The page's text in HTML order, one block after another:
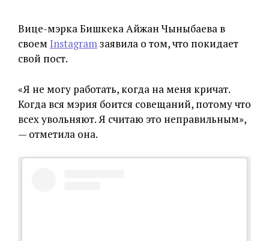
Вице-мэрка Бишкека Айжан Чыныбаева в
своемInstagramзаявила о том, что покидает
свой пост.
«Я не могу работать, когда на меня кричат.
Когда вся мэрия боится совещаний, потому что
всех увольняют. Я считаю это неправильным»,
— отметила она.